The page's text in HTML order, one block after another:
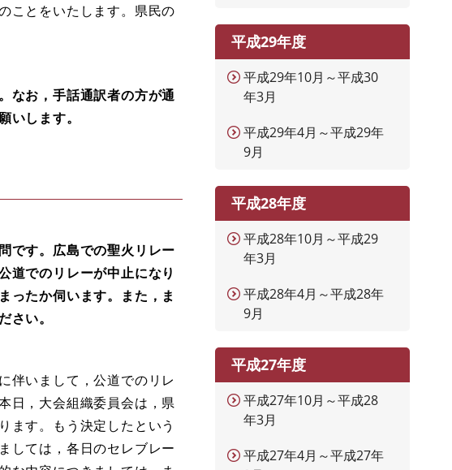
ことをいたします。県民の
なお，手話通訳者の方が通
します。
です。広島での聖火リレー
道でのリレーが中止になり
ったか伺います。また，ま
い。
伴いまして，公道でのリレ
日，大会組織委員会は，県
ます。もう決定したという
しては，各日のセレブレー
平成29年度
平成29年10月～平成30
年3月
平成29年4月～平成29年
9月
平成28年度
平成28年10月～平成29
年3月
平成28年4月～平成28年
9月
平成27年度
平成27年10月～平成28
年3月
平成27年4月～平成27年